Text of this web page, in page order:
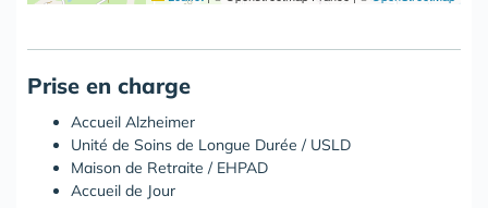
Prise en charge
Accueil Alzheimer
Unité de Soins de Longue Durée / USLD
Maison de Retraite / EHPAD
Accueil de Jour